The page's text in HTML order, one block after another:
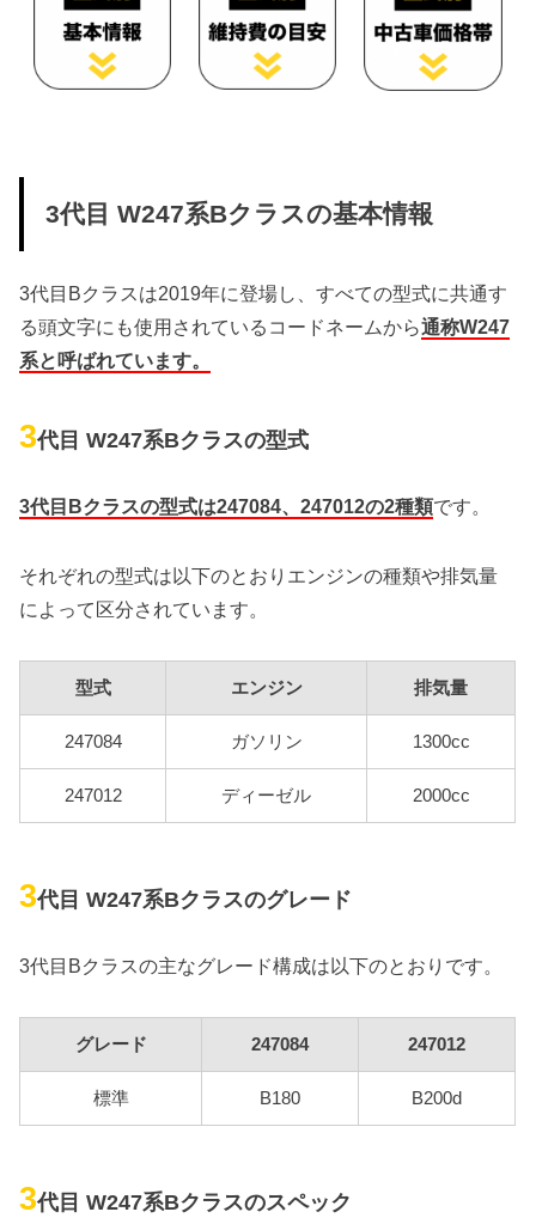
3代目 W247系Bクラスの基本情報
3代目Bクラスは2019年に登場し、すべての型式に共通す
る頭文字にも使用されているコードネームから通称W247
系と呼ばれています。
3代目 W247系Bクラスの型式
3代目Bクラスの型式は247084、247012の2種類です。
それぞれの型式は以下のとおりエンジンの種類や排気量
によって区分されています。
型式 エンジン 排気量
247084 ガソリン 1300cc
247012 ディーゼル 2000cc
3代目 W247系Bクラスのグレード
3代目Bクラスの主なグレード構成は以下のとおりです。
グレード 247084 247012
標準 B180 B200d
3代目 W247系Bクラスのスペック